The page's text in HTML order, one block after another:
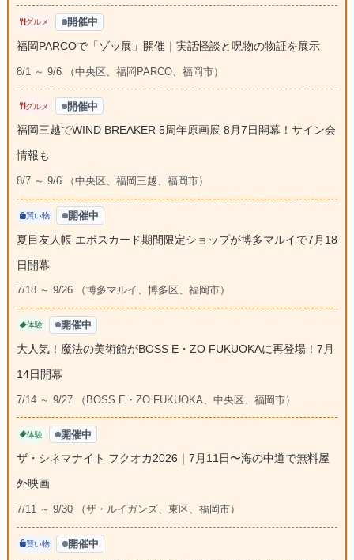
グルメ 開催中
福岡PARCOで「ゾッ展」開催｜実話怪談と呪物の物証を展示
8/1 ～ 9/6 （中央区、福岡PARCO、福岡市）
グルメ 開催中
福岡三越でWIND BREAKER 5周年原画展 8月7日開幕！サイン会
情報も
8/7 ～ 9/6 （中央区、福岡三越、福岡市）
買い物 開催中
夏目友人帳 エポスカード期間限定ショップが博多マルイで7月18
日開幕
7/18 ～ 9/26 （博多マルイ、博多区、福岡市）
体験 開催中
大人気！魔法の美術館がBOSS E・ZO FUKUOKAに再登場！7月
14日開幕
7/14 ～ 9/27 （BOSS E・ZO FUKUOKA、中央区、福岡市）
体験 開催中
ザ・シネマナイト フクオカ2026｜7月11日〜海の中道で無料屋
外映画
7/11 ～ 9/30 （ザ・ルイガンズ、東区、福岡市）
買い物 開催中